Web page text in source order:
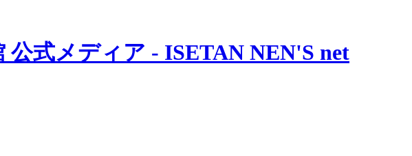
式メディア - ISETAN NEN'S net